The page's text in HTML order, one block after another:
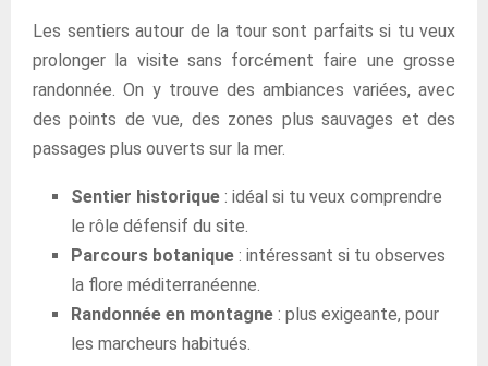
Les sentiers autour de la tour sont parfaits si tu veux
prolonger la visite sans forcément faire une grosse
randonnée. On y trouve des ambiances variées, avec
des points de vue, des zones plus sauvages et des
passages plus ouverts sur la mer.
Sentier historique : idéal si tu veux comprendre
le rôle défensif du site.
Parcours botanique : intéressant si tu observes
la flore méditerranéenne.
Randonnée en montagne : plus exigeante, pour
les marcheurs habitués.